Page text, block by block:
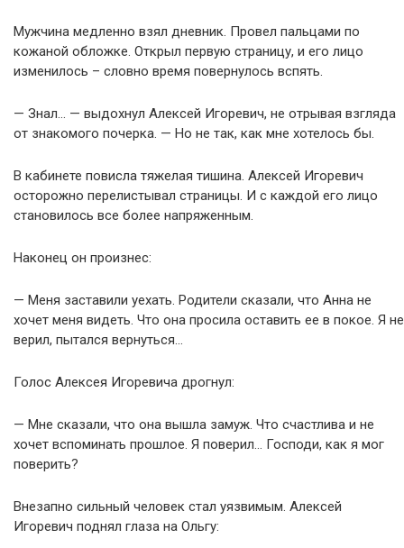
Мужчина медленно взял дневник. Провел пальцами по
кожаной обложке. Открыл первую страницу, и его лицо
изменилось – словно время повернулось вспять.
— Знал… — выдохнул Алексей Игоревич, не отрывая взгляда
от знакомого почерка. — Но не так, как мне хотелось бы.
В кабинете повисла тяжелая тишина. Алексей Игоревич
осторожно перелистывал страницы. И с каждой его лицо
становилось все более напряженным.
Наконец он произнес:
— Меня заставили уехать. Родители сказали, что Анна не
хочет меня видеть. Что она просила оставить ее в покое. Я не
верил, пытался вернуться…
Голос Алексея Игоревича дрогнул:
— Мне сказали, что она вышла замуж. Что счастлива и не
хочет вспоминать прошлое. Я поверил… Господи, как я мог
поверить?
Внезапно сильный человек стал уязвимым. Алексей
Игоревич поднял глаза на Ольгу: